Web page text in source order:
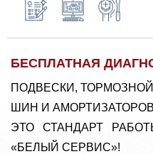
БЕСПЛАТНАЯ
ПОДВЕСКИ,
ШИН И АМОРТИЗАТОРОВ
ЭТО СТАНДАРТ
«БЕЛЫЙ СЕРВИС»!